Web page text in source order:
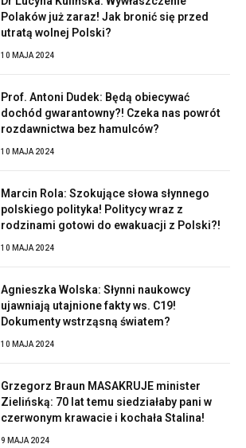
Polaków już zaraz! Jak bronić się przed
utratą wolnej Polski?
10 MAJA 2024
Prof. Antoni Dudek: Będą obiecywać
dochód gwarantowny?! Czeka nas powrót
rozdawnictwa bez hamulców?
10 MAJA 2024
Marcin Rola: Szokujące słowa słynnego
polskiego polityka! Politycy wraz z
rodzinami gotowi do ewakuacji z Polski?!
10 MAJA 2024
Agnieszka Wolska: Słynni naukowcy
ujawniają utajnione fakty ws. C19!
Dokumenty wstrząsną światem?
10 MAJA 2024
Grzegorz Braun MASAKRUJE minister
Zielińską: 70 lat temu siedziałaby pani w
czerwonym krawacie i kochała Stalina!
9 MAJA 2024